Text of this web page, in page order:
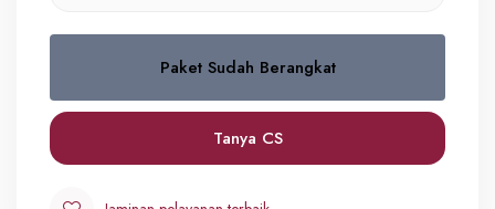
Quad
IDR 33,900,000
0
Paket Sudah Berangkat
Tanya CS